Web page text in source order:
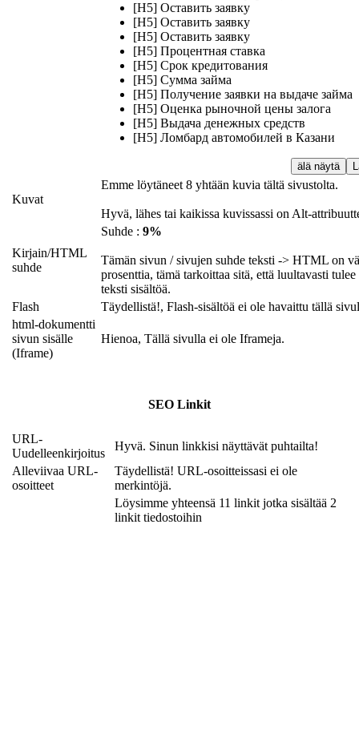
[H5] Оставить заявку
[H5] Оставить заявку
[H5] Оставить заявку
[H5] Процентная ставка
[H5] Срок кредитования
[H5] Сумма займа
[H5] Получение заявки на выдачe займа
[H5] Оценка рыночной цены залога
[H5] Выдача денежных средств
[H5] Ломбард автомобилей в Казани
älä näytä
Kuvat
Emme löytäneet 8 yhtään kuvia tältä sivustolta.
Hyvä, lähes tai kaikissa kuvissassi on Alt-
Kirjain/HTML
suhde
Suhde : 9%
Tämän sivun / sivujen suhde teksti -> HTML on
prosenttia, tämä tarkoittaa sitä, että luultavasti
teksti sisältöä.
Flash
Täydellistä!, Flash-sisältöä ei ole havaittu tällä
html-dokumentti
sivun sisälle
(Iframe)
Hienoa, Tällä sivulla ei ole Iframeja.
SEO Linkit
URL-
Uudelleenkirjoitus
Hyvä. Sinun linkkisi näyttävät puhtailta!
Alleviivaa URL-
osoitteet
Täydellistä! URL-osoitteissasi ei ole
merkintöjä.
Löysimme yhteensä 11 linkit jotka sisältää 2
linkit tiedostoihin